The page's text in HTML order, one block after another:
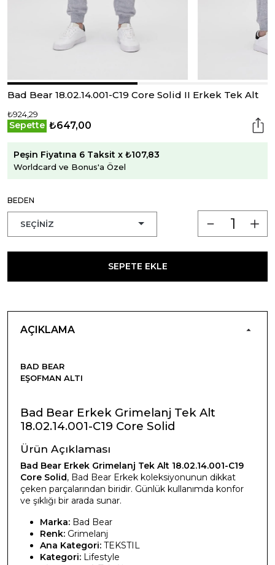
Bad Bear 18.02.14.001-C19 Core Solid II Erkek Tek Alt
₺924,29
Sepette ₺647,00
Peşin Fiyatına 6 Taksit x ₺107,83
Worldcard ve Bonus'a Özel
BEDEN
SEPETE EKLE
AÇIKLAMA
BAD BEAR
EŞOFMAN ALTI
Bad Bear Erkek Grimelanj Tek Alt
18.02.14.001-C19 Core Solid
Ürün Açıklaması
Bad Bear Erkek Grimelanj Tek Alt 18.02.14.001-C19
Core Solid, Bad Bear Erkek koleksiyonunun dikkat
çeken parçalarından biridir. Günlük kullanımda konfor
ve şıklığı bir arada sunar.
Marka: Bad Bear
Renk: Grimelanj
Ana Kategori: TEKSTIL
Kategori: Lifestyle